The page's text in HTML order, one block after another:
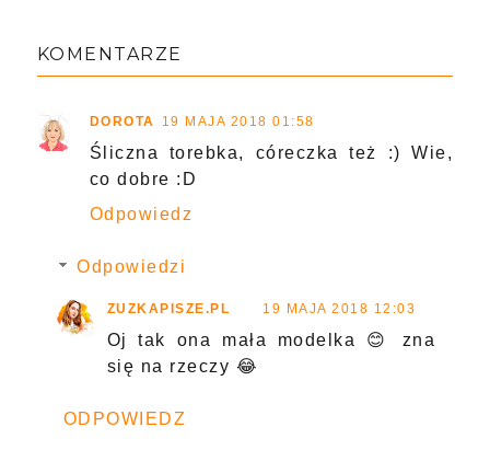
KOMENTARZE
DOROTA 19 MAJA 2018 01:58
Śliczna torebka, córeczka też :) Wie,
co dobre :D
Odpowiedz
Odpowiedzi
ZUZKAPISZE.PL 19 MAJA 2018 12:03
Oj tak ona mała modelka 😊 zna
się na rzeczy 😂
ODPOWIEDZ